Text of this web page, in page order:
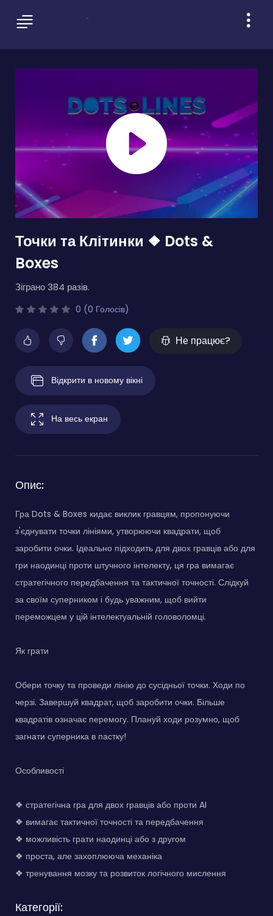
Точки та Клітинки ❖ Dots &
Boxes
Зіграно 384 разів.
0 (0 Голосів)
Не працює?
Відкрити в новому вікні
На весь екран
Опис:
Гра Dots & Boxes кидає виклик гравцям, пропонуючи
з'єднувати точки лініями, утворюючи квадрати, щоб
заробити очки. Ідеально підходить для двох гравців або для
гри наодинці проти штучного інтелекту, ця гра вимагає
стратегічного передбачення та тактичної точності. Слідкуй
за своїм суперником і будь уважним, щоб вийти
переможцем у цій інтелектуальній головоломці.
Як грати
Обери точку та проведи лінію до сусідньої точки. Ходи по
черзі. Завершуй квадрат, щоб заробити очки. Більше
квадратів означає перемогу. Плануй ходи розумно, щоб
загнати суперника в пастку!
Особливості
❖ стратегічна гра для двох гравців або проти AI
❖ вимагає тактичної точності та передбачення
❖ можливість грати наодинці або з другом
❖ проста, але захоплююча механіка
❖ тренування мозку та розвиток логічного мислення
Категорії: